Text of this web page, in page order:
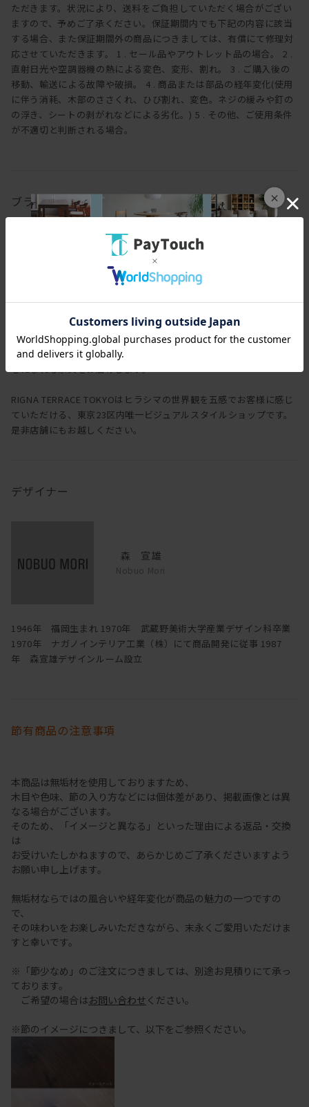
×
ただきます。状況により、送料をご負担していただく場合がござい
ますので、予めご了承ください。保証期間内でも下記の内容に該当
する場合、また保証期間外の商品につきましては、有償にて修理対
応させていただきます。 1 . セール品やアウトレット品の場合。 2 .
直射日光や空調器機の熱による変色、変形、割れ。 3 . ご購入後の
移動、輸送による故障や破損。 4 . 商品または部品の経年変化(使用
に伴う消耗、木部のささくれ、ひび割れ、変色。ネジの緩みや釘の
の浮き、シートの剥がれなどによる劣化。) 5 . その他、ご使用条件
が不適切と判断される場合。
ブランド
ヒラシマ
HIRASHIMA
一瞬だとしても、一目見て ときめいたり わくわくしたり空間を
想像して楽しめたり 和んだり・・・ヒラシマは、少しでもそんな
心になれる家具をお届けします。
RIGNA TERRACE TOKYOはヒラシマの世界観を五感でお客様に感じ
ていただける、東京23区内唯一ビジュアルスタイルショップです。
是非店舗にもお越しください。
デザイナー
森 宣雄
Nobuo Mori
1946年 福岡生まれ 1970年 武蔵野美術大学産業デザイン科卒業
1970年 ナガノインテリア工業（株）にて商品開発に従事 1987
年 森宣雄デザインルーム設立
節有商品の注意事項
本商品は無垢材を使用しておりますため、
木目や色味、節の入り方などには個体差があり、掲載画像とは異
なる場合がございます。
そのため、「イメージと異なる」といった理由による返品・交換
は
お受けいたしかねますので、あらかじめご了承くださいますよう
お願い申し上げます。
無垢材ならではの風合いや経年変化が商品の魅力の一つですの
で、
その味わいをお楽しみいただきながら、末永くご愛用いただけま
すと幸いです。
※「節少なめ」のご注文につきましては、別途お見積りにて承っ
ております。
ご希望の場合はお問い合わせ ください。
※節のイメージにつきまして、以下をご参照ください。